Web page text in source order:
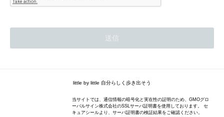
little by little 自分らしく歩き出そう
当サイトでは、通信情報の暗号化と実在性の証明のため、GMOグロ
ーバルサイン株式会社のSSLサーバ証明書を使用しております。 セ
キュアシールより、サーバ証明書の検証結果をご確認ください。